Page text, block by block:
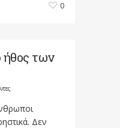
0
ήθος των
Δεν